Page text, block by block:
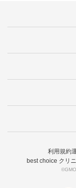
利用規約
best choice クリ